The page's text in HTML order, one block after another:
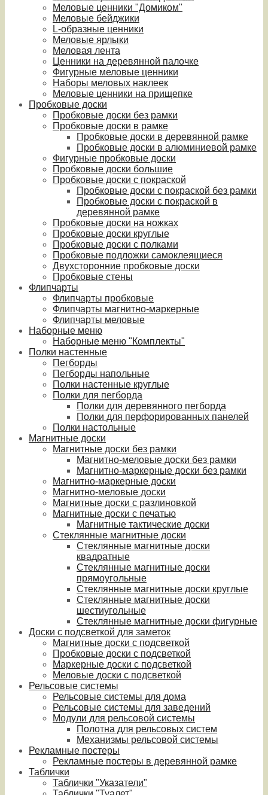
Меловые ценники "Домиком"
Меловые бейджики
L-образные ценники
Меловые ярлыки
Меловая лента
Ценники на деревянной палочке
Фигурные меловые ценники
Наборы меловых наклеек
Меловые ценники на прищепке
Пробковые доски
Пробковые доски без рамки
Пробковые доски в рамке
Пробковые доски в деревянной рамке
Пробковые доски в алюминиевой рамке
Фигурные пробковые доски
Пробковые доски большие
Пробковые доски с покраской
Пробковые доски с покраской без рамки
Пробковые доски с покраской в
деревянной рамке
Пробковые доски на ножках
Пробковые доски круглые
Пробковые доски с полками
Пробковые подложки самоклеящиеся
Двухсторонние пробковые доски
Пробковые стены
Флипчарты
Флипчарты пробковые
Флипчарты магнитно-маркерные
Флипчарты меловые
Наборные меню
Наборные меню "Комплекты"
Полки настенные
Пегборды
Пегборды напольные
Полки настенные круглые
Полки для пегборда
Полки для деревянного пегборда
Полки для перфорированных панелей
Полки настольные
Магнитные доски
Магнитные доски без рамки
Магнитно-меловые доски без рамки
Магнитно-маркерные доски без рамки
Магнитно-маркерные доски
Магнитно-меловые доски
Магнитные доски с разлиновкой
Магнитные доски с печатью
Магнитные тактические доски
Стеклянные магнитные доски
Стеклянные магнитные доски
квадратные
Стеклянные магнитные доски
прямоугольные
Стеклянные магнитные доски круглые
Стеклянные магнитные доски
шестиугольные
Стеклянные магнитные доски фигурные
Доски с подсветкой для заметок
Магнитные доски с подсветкой
Пробковые доски с подсветкой
Маркерные доски с подсветкой
Меловые доски с подсветкой
Рельсовые системы
Рельсовые системы для дома
Рельсовые системы для заведений
Модули для рельсовой системы
Полотна для рельсовых систем
Механизмы рельсовой системы
Рекламные постеры
Рекламные постеры в деревянной рамке
Таблички
Таблички "Указатели"